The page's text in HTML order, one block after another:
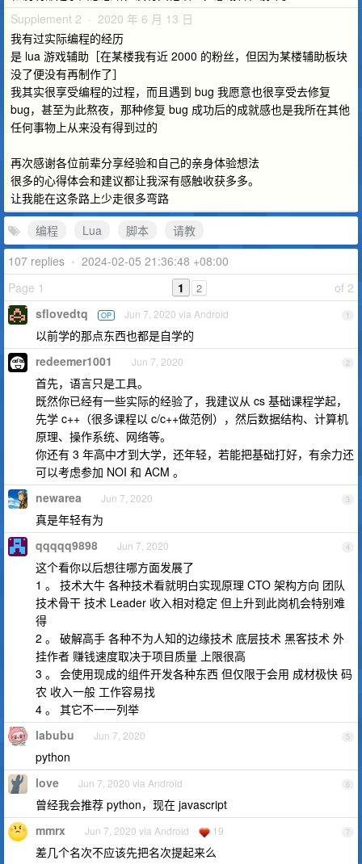
Supplement 2 · 2020 年 6 月 13 日
我有过实际编程的经历
是 lua 游戏辅助［在某楼我有近 2000 的粉丝，但因为某楼辅助板块
没了便没有再制作了］
我其实很享受编程的过程，而且遇到 bug 我愿意也很享受去修复
bug，甚至为此熬夜，那种修复 bug 成功后的成就感也是我所在其他
任何事物上从来没有得到过的
再次感谢各位前辈分享经验和自己的亲身体验想法
很多的心得体会和建议都让我深有感触收获多多。
让我能在这条路上少走很多弯路
编程
Lua 脚本
请教
107 replies • 2024-02-05 21:36:48 +08:00
Page 1
of 2
1 2
1
sflovedtq OP Jun 7, 2020 via Android
以前学的那点东西也都是自学的
2
redeemer1001 Jun 7, 2020
首先，语言只是工具。
既然你已经有一些实际的经验了，我建议从 cs 基础课程学起，
先学 c++（很多课程以 c/c++做范例），然后数据结构、计算机
原理、操作系统、网络等。
你还有 3 年高中才到大学，还年轻，若能把基础打好，有余力还
可以考虑参加 NOI 和 ACM 。
3
newarea Jun 7, 2020
真是年轻有为
4
qqqqq9898 Jun 7, 2020
这个看你以后想往哪方面发展了
1 。 技术大牛 各种技术看就明白实现原理 CTO 架构方向 团队
技术骨干 技术 Leader 收入相对稳定 但上升到此岗机会特别难
得
2 。 破解高手 各种不为人知的边缘技术 底层技术 黑客技术 外
挂作者 赚钱速度取决于项目质量 上限很高
3 。 会使用现成的组件开发各种东西 但仅限于会用 成材极快 码
农 收入一般 工作容易找
4 。 其它不一一列举
5
labubu Jun 7, 2020
python
6
love Jun 7, 2020 via Android
曾经我会推荐 python，现在 javascript
7
mmrx Jun 7, 2020 via Android 19
差几个名次不应该先把名次提起来么